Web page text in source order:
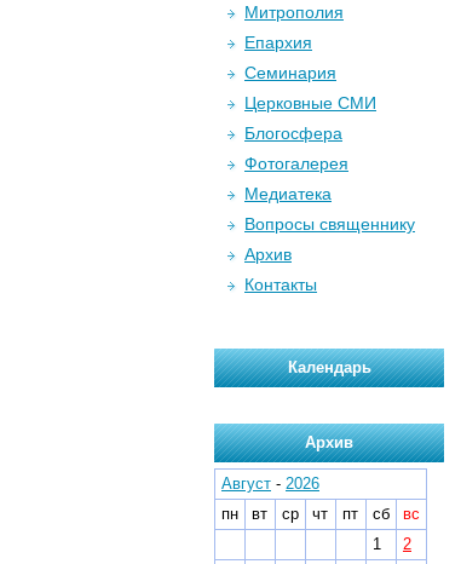
Митрополия
Епархия
Семинария
Церковные СМИ
Блогосфера
Фотогалерея
Медиатека
Вопросы священнику
Архив
Контакты
Календарь
Архив
Август - 2026
пн
вт ср чт пт сб
вс
1
2